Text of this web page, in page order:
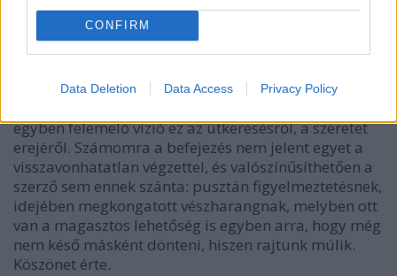
CONFIRM
Data Deletion Data Access Privacy Policy
igazságkeresés is okozhat katasztrófákat, a lényeg
pont nem az egyetemes egyensúly elérése, hanem a
tudás megszerzése, alkalmazása.
Az utolsó emberig
nem ér boldog véget, mégis
egyben felemelő vízió ez az útkeresésről, a szeretet
erejéről. Számomra a befejezés nem jelent egyet a
visszavonhatatlan végzettel, és valószínűsíthetően a
szerző sem ennek szánta: pusztán figyelmeztetésnek,
idejében megkongatott vészharangnak, melyben ott
van a magasztos lehetőség is egyben arra, hogy még
nem késő másként dönteni, hiszen rajtunk múlik.
Köszönet érte.